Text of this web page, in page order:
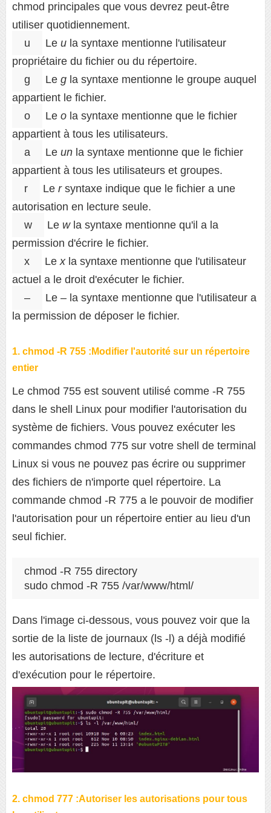
chmod principales que vous devrez peut-être
utiliser quotidiennement.
u
Le u la syntaxe mentionne l'utilisateur
propriétaire du fichier ou du répertoire.
g
Le g la syntaxe mentionne le groupe auquel
appartient le fichier.
o
Le o la syntaxe mentionne que le fichier
appartient à tous les utilisateurs.
a
Le un la syntaxe mentionne que le fichier
appartient à tous les utilisateurs et groupes.
r
Le rsyntaxe indique que le fichier a une
autorisation en lecture seule.
w
Le wla syntaxe mentionne qu'il a la
permission d'écrire le fichier.
x
Lexla syntaxe mentionne que l'utilisateur
actuel a le droit d'exécuter le fichier.
–
Le – la syntaxe mentionne que l'utilisateur a
la permission de déposer le fichier.
1. chmod -R 755 :Modifier l'autorité sur un répertoire
entier
Le chmod 755 est souvent utilisé comme -R 755
dans le shell Linux pour modifier l'autorisation du
système de fichiers. Vous pouvez exécuter les
commandes chmod 775 sur votre shell de terminal
Linux si vous ne pouvez pas écrire ou supprimer
des fichiers de n'importe quel répertoire. La
commande chmod -R 775 a le pouvoir de modifier
l'autorisation pour un répertoire entier au lieu d'un
seul fichier.
chmod -R 755 directory
sudo chmod -R 755 /var/www/html/
Dans l'image ci-dessous, vous pouvez voir que la
sortie de la liste de journaux (ls -l) a déjà modifié
les autorisations de lecture, d'écriture et
d'exécution pour le répertoire.
2. chmod 777 :Autoriser les autorisations pour tous